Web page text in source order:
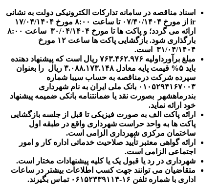
اسناد مناقصه در سامانه تدارکات الکترونیکی دولت به نشانی
ir از مورخ ۰۷/۴۰/۱۴۰۴ تا ساعت ۸:۰۰ مورخ ۱۷/۰۴/۱۴۰۴
ارائه می گردد؛ و پاکت ها تا مورخ
۳۰/۰۴
/۱۴۰۴ ساعت ۸:۰۰
بارگذاری شود. بازگشایی پاکت ها ساعت ۱۲ مورخ
۳۱/۰۴/۱۴۰۴ است.
مبلغ برآورداولیه ۷۶۳.۴۶۲.۹۷۶ ریال است که پیشنهاد دهنده
باید ۵% قیمت پایه معادل
۳.۰۸۸.۱۷۳.۱۴۸ ریال را بعنوان
سپرده شرکت درمناقصه به حساب سیبا شماره
۰۱۰۵۲۹۴۱۶۷۰۰۳ بانک ملی ایران به نام شهرداری
بندرماهشهر بصورت نقد یا ضمانتنامه بانکی ضمیمه پیشنهاد
خود ارائه نماید.
ارائه پاکت الف به صورت فیزیکی تا قبل از جلسه بازگشایی
پاکت ها به واحد حراست شهرداری واقع در طبقه اول
ساختمان مرکزی شهرداری الزامی است.
ارائه گواهی معتبر تأیید صلاحیت خدماتی اداره کار و امور
اجتماعی الزامی است.
شهرداری در رد یا قبول یک یا کلیه پیشنهادات مختار است.
متقاضیان می توانند جهت کسب اطلاعات بیشتر در ساعات
اداری با شماره تلفن ۱۶-۰۶۱۵۲۳۳۹۱۱۴ تماس بگیرند.